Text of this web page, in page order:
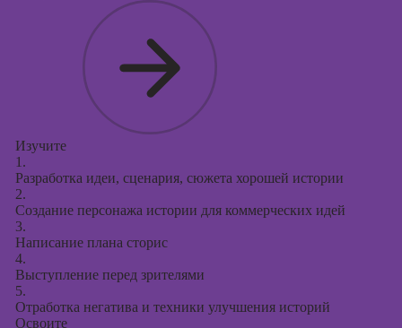
Изучите
1.
Разработка идеи, сценария, сюжета хорошей истории
2.
Создание персонажа истории для коммерческих идей
3.
Написание плана сторис
4.
Выступление перед зрителями
5.
Отработка негатива и техники улучшения историй
Освоите